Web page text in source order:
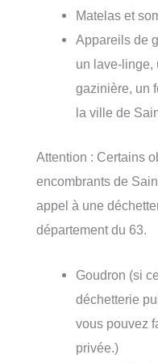
Matelas et
Appareils de
un lave-linge,
gazinière, un
la ville de
Attention : Certains
encombrants de
appel à une
département du 63.
Goudron (si
déchetterie
vous pouvez
privée.)